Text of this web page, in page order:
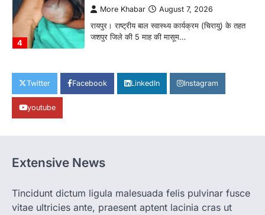
4
More Khabar August 7, 2026
रायपुर। राष्ट्रीय बाल स्वास्थ्य कार्यक्रम (चिरायु) के तहत
जशपुर जिले की 5 माह की मासूम…
CG: छिपली की दीदियों का कमाल, बकरी
पालन से बढ़ी आय और मजबूत हुआ आत्मविश्वास
बनाने की दिशा में जिले के नगरी…
CHHATTISGARH
जाएगी एल्बेंडाजोल
More Khabar August 7, 2026
Twitter Facebook LinkedIn Instagram
youtube
Extensive News
Tincidunt dictum ligula malesuada felis pulvinar fusce
vitae ultricies ante, praesent aptent lacinia cras ut